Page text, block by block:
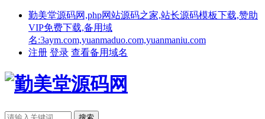
勤美堂源码网,php网站源码之家,站长源码模板下载,赞助
VIP免费下载,备用域
名:3aym.com,yuanmaduo.com,yuanmaniu.com
注册 登录 查看备用域名